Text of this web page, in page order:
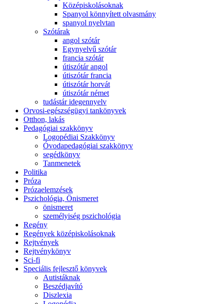
Középiskolásoknak
Spanyol könnyített olvasmány
spanyol nyelvtan
Szótárak
angol szótár
Egynyelvű szótár
francia szótár
útiszótár angol
útiszótár francia
útiszótár horvát
útiszótár német
tudástár idegennyelv
Orvosi-egészségügyi tankönyvek
Otthon, lakás
Pedagógiai szakkönyv
Logopédiai Szakkönyv
Óvodapedagógiai szakkönyv
segédkönyv
Tanmenetek
Politika
Próza
Prózaelemzések
Pszichológia, Önismeret
önismeret
személyiség pszichológia
Regény
Regények középiskolásoknak
Rejtvények
Rejtvénykönyv
Sci-fi
Speciális fejlesztő könyvek
Autistáknak
Beszédjavító
Diszlexia